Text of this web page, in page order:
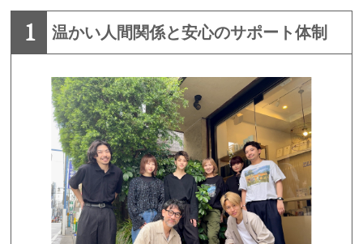
1 温かい人間関係と安心のサポート体制